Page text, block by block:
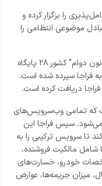
۵۲ و ۶۰ کارگروه تعامل‌پذیری را برگزار کرده و
موضوعی انتظامی را
غلامی: تکیه ما بر این است که طبق همان "قانون دوام" کشور ۲۸ پایگاه
به فراجا سپرده شده است.
فراجا دریافت کرده است.
که تمامی وب‌سرویس‌های
سپس فراجا این
تا سرویس ترکیبی را به
شامل مالکیت فروشنده،
خودرو، خسارت‌های
میزان جریمه‌ها، عوارض